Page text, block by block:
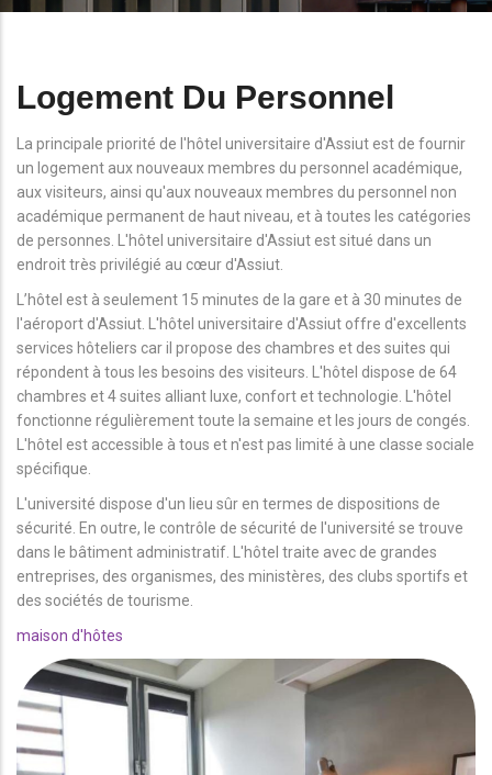
Logement Du Personnel
La principale priorité de l'hôtel universitaire d'Assiut est de fournir
un logement aux nouveaux membres du personnel académique,
aux visiteurs, ainsi qu'aux nouveaux membres du personnel non
académique permanent de haut niveau, et à toutes les catégories
de personnes. L'hôtel universitaire d'Assiut est situé dans un
endroit très privilégié au cœur d'Assiut.
L’hôtel est à seulement 15 minutes de la gare et à 30 minutes de
l'aéroport d'Assiut. L'hôtel universitaire d'Assiut offre d'excellents
services hôteliers car il propose des chambres et des suites qui
répondent à tous les besoins des visiteurs. L'hôtel dispose de 64
chambres et 4 suites alliant luxe, confort et technologie. L'hôtel
fonctionne régulièrement toute la semaine et les jours de congés.
L'hôtel est accessible à tous et n'est pas limité à une classe sociale
spécifique.
L'université dispose d'un lieu sûr en termes de dispositions de
sécurité. En outre, le contrôle de sécurité de l'université se trouve
dans le bâtiment administratif. L'hôtel traite avec de grandes
entreprises, des organismes, des ministères, des clubs sportifs et
des sociétés de tourisme.
maison d'hôtes